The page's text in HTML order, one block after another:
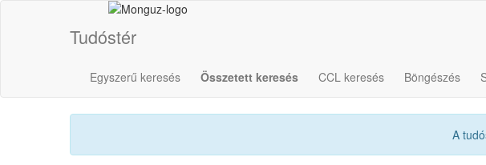
Tudóstér
Egyszerű keresés Összetett keresés CCL keresés Böngészés
A